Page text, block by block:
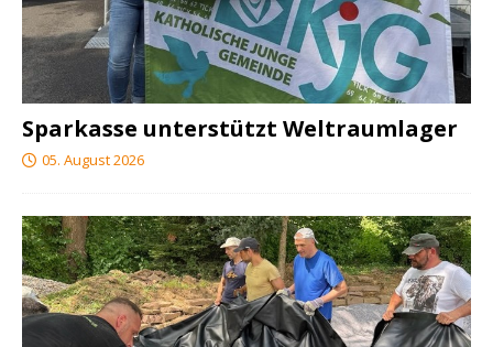
Sparkasse unterstützt Weltraumlager
05. August 2026